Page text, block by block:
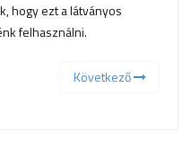
hogy ezt a látványos
felhasználni.
Következő